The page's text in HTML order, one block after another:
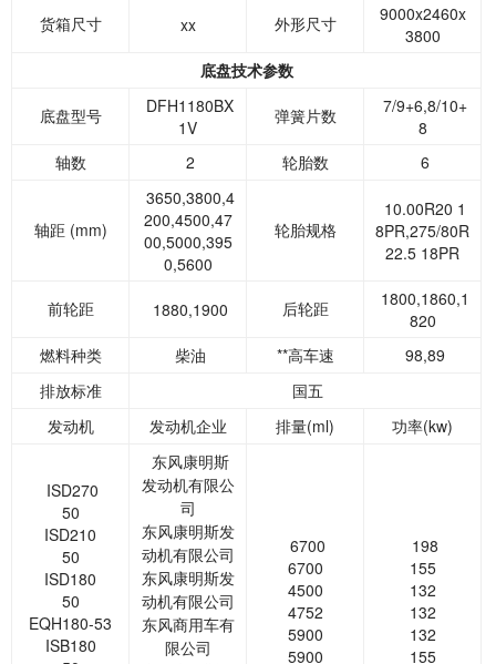
货箱尺寸 xx 外形尺寸
9000x2460x
3800
底盘技术参数
底盘型号
DFH1180BX
1V
弹簧片数
7/9+6,8/10+
8
轴数
2 轮胎数 6
轴距 (mm)
3650,3800,4
200,4500,47
00,5000,395
0,5600
轮胎规格
10.00R20 1
8PR,275/80R
22.5 18PR
前轮距 1880,1900 后轮距
1800,1860,1
820
燃料种类
柴油 **高车速
98,89
排放标准
国五
发动机
发动机企业 排量(ml) 功率(kw)
ISD270
50
ISD210
50
ISD180
50
EQH180-53
ISB180
东风康明斯
发动机有限公
司
东风康明斯发
动机有限公司
东风康明斯发
动机有限公司
东风商用车有
限公司
6700
6700
4500
4752
5900
5900
198
155
132
132
132
155